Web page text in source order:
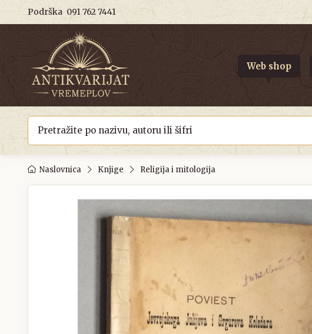
Podrška 091 762 7441
Web shop
Naslovnica Knjige Religija i mitologija